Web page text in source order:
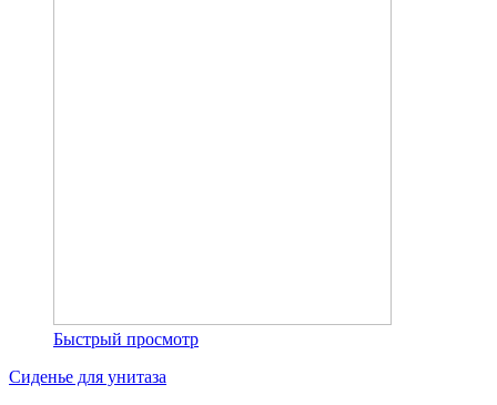
Быстрый просмотр
Сиденье для унитаза